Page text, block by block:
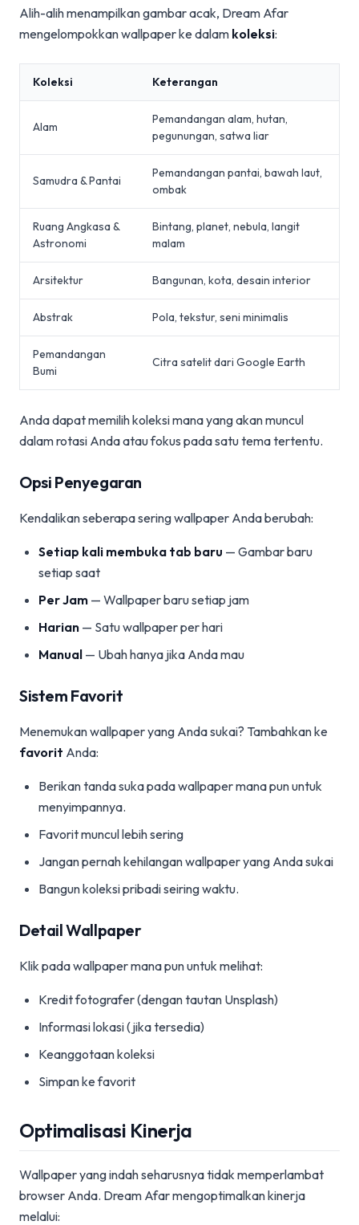
Alih-alih menampilkan gambar acak, Dream Afar
mengelompokkan wallpaper ke dalam koleksi:
Koleksi Keterangan
Alam
Pemandangan alam, hutan,
pegunungan, satwa liar
Samudra & Pantai
Pemandangan pantai, bawah laut,
ombak
Ruang Angkasa &
Astronomi
Bintang, planet, nebula, langit
malam
Arsitektur Bangunan, kota, desain interior
Abstrak Pola, tekstur, seni minimalis
Pemandangan
Bumi
Citra satelit dari Google Earth
Anda dapat memilih koleksi mana yang akan muncul
dalam rotasi Anda atau fokus pada satu tema tertentu.
Opsi Penyegaran
Kendalikan seberapa sering wallpaper Anda berubah:
Setiap kali membuka tab baru — Gambar baru
setiap saat
Per Jam — Wallpaper baru setiap jam
Harian — Satu wallpaper per hari
Manual — Ubah hanya jika Anda mau
Sistem Favorit
Menemukan wallpaper yang Anda sukai? Tambahkan ke
favorit Anda:
Berikan tanda suka pada wallpaper mana pun untuk
menyimpannya.
Favorit muncul lebih sering
Jangan pernah kehilangan wallpaper yang Anda sukai
Bangun koleksi pribadi seiring waktu.
Detail Wallpaper
Klik pada wallpaper mana pun untuk melihat:
Kredit fotografer (dengan tautan Unsplash)
Informasi lokasi (jika tersedia)
Keanggotaan koleksi
Simpan ke favorit
Optimalisasi Kinerja
Wallpaper yang indah seharusnya tidak memperlambat
browser Anda. Dream Afar mengoptimalkan kinerja
melalui: